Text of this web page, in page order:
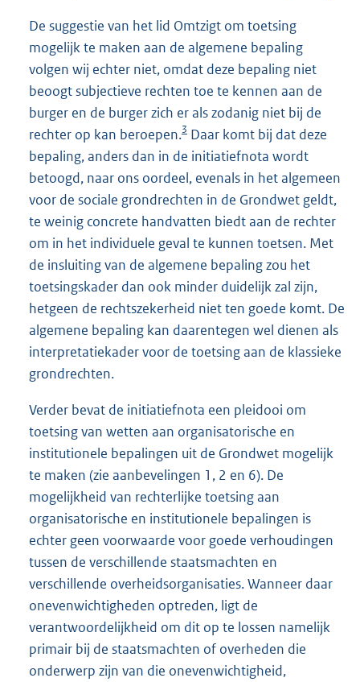
De suggestie van het lid Omtzigt om toetsing
mogelijk te maken aan de algemene bepaling
volgen wij echter niet, omdat deze bepaling niet
beoogt subjectieve rechten toe te kennen aan de
burger en de burger zich er als zodanig niet bij de
rechter op kan beroepen.3 Daar komt bij dat deze
bepaling, anders dan in de initiatiefnota wordt
betoogd, naar ons oordeel, evenals in het algemeen
voor de sociale grondrechten in de Grondwet geldt,
te weinig concrete handvatten biedt aan de rechter
om in het individuele geval te kunnen toetsen. Met
de insluiting van de algemene bepaling zou het
toetsingskader dan ook minder duidelijk zal zijn,
hetgeen de rechtszekerheid niet ten goede komt. De
algemene bepaling kan daarentegen wel dienen als
interpretatiekader voor de toetsing aan de klassieke
grondrechten.
Verder bevat de initiatiefnota een pleidooi om
toetsing van wetten aan organisatorische en
institutionele bepalingen uit de Grondwet mogelijk
te maken (zie aanbevelingen 1, 2 en 6). De
mogelijkheid van rechterlijke toetsing aan
organisatorische en institutionele bepalingen is
echter geen voorwaarde voor goede verhoudingen
tussen de verschillende staatsmachten en
verschillende overheidsorganisaties. Wanneer daar
onevenwichtigheden optreden, ligt de
verantwoordelijkheid om dit op te lossen namelijk
primair bij de staatsmachten of overheden die
onderwerp zijn van die onevenwichtigheid,